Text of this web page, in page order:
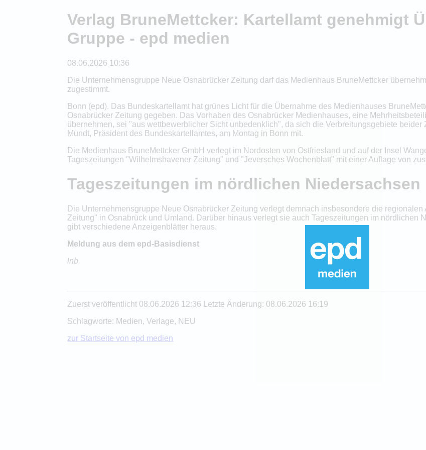
Verlag BruneMettcker: Kartellamt genehmigt
Gruppe - epd medien
08.06.2026 10:36
Die Unternehmensgruppe Neue Osnabrücker Zeitung darf das Medienhaus BruneMettcker
zugestimmt.
Bonn (epd). Das Bundeskartellamt hat grünes Licht für die Übernahme des Medienhauses
Osnabrücker Zeitung gegeben. Das Vorhaben des Osnabrücker Medienhauses, eine
übernehmen, sei "aus wettbewerblicher Sicht unbedenklich", da sich die Verbreitungsgebiete
Mundt, Präsident des Bundeskartellamtes, am Montag in Bonn mit.
Die Medienhaus BruneMettcker GmbH verlegt im Nordosten von Ostfriesland und auf der Insel
Tageszeitungen "Wilhelmshavener Zeitung" und "Jeversches Wochenblatt" mit einer Auflage von
Tageszeitungen im nördlichen Niedersachsen
Die Unternehmensgruppe Neue Osnabrücker Zeitung verlegt demnach insbesondere die
Zeitung" in Osnabrück und Umland. Darüber hinaus verlegt sie auch Tageszeitungen im nördlichen
gibt verschiedene Anzeigenblätter heraus.
Meldung aus dem epd-Basisdienst
lnb
Zuerst veröffentlicht 08.06.2026 12:36 Letzte Änderung: 08.06.2026 16:19
Schlagworte: Medien, Verlage, NEU
zur Startseite von epd medien